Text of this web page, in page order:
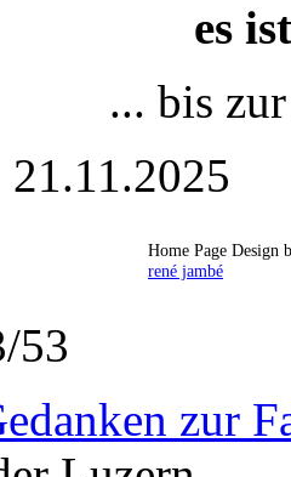
es
... bis
Home Page Design
rené jambé
53
zur